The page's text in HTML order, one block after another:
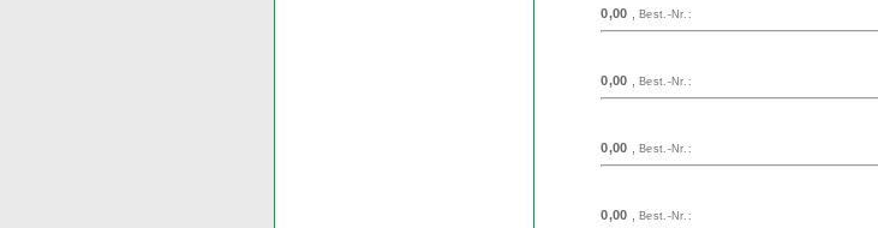
0,00 ,Best.-Nr.:
0,00 ,Best.-Nr.:
0,00 ,Best.-Nr.:
0,00 ,Best.-Nr.: